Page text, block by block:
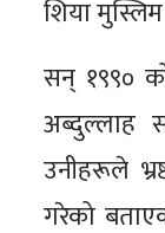
शिया
सन् १९९०
अब्दुल्लाह
उनीहरूले
गरेको